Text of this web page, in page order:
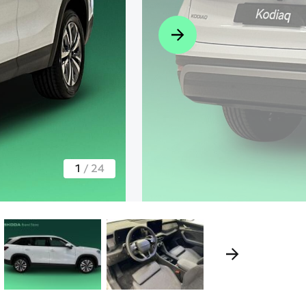
1 / 24